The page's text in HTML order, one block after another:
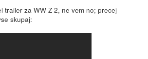
trailer za WW Z 2, ne vem no; precej
skupaj: